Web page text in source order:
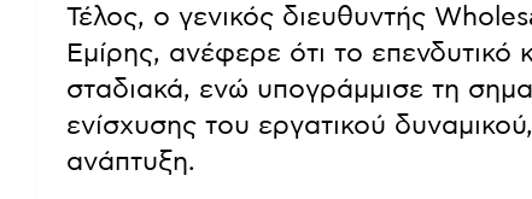
Τέλος, ο γενικός διευθυντής
Εμίρης, ανέφερε ότι το
σταδιακά, ενώ υπογράμμισε τη
ενίσχυσης του εργατικού
ανάπτυξη.